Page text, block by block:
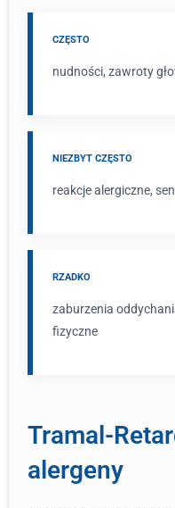
CZĘSTO
nudności, zawroty
NIEZBYT CZĘSTO
reakcje alergiczne,
RZADKO
zaburzenia
fizyczne
Tramal-
alergeny